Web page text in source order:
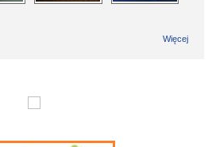
Więcej